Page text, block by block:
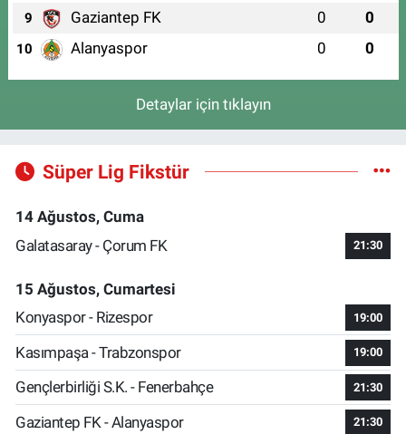
9 Gaziantep FK 0 0
10 Alanyaspor 0 0
Detaylar için tıklayın
Süper Lig Fikstür
14 Ağustos, Cuma
Galatasaray - Çorum FK
21:30
15 Ağustos, Cumartesi
Konyaspor - Rizespor
19:00
Kasımpaşa - Trabzonspor 19:00
Gençlerbirliği S.K. - Fenerbahçe 21:30
Gaziantep FK - Alanyaspor 21:30